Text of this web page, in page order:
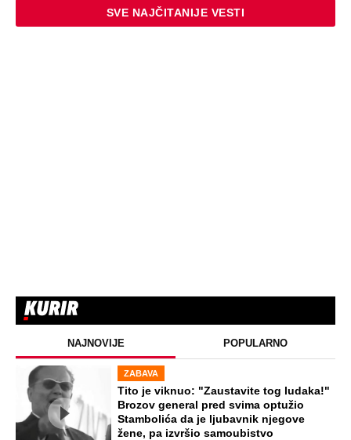
SVE NAJČITANIJE VESTI
NAJNOVIJE POPULARNO
ZABAVA
Tito je viknuo: "Zaustavite tog ludaka!"
Brozov general pred svima optužio
Stambolića da je ljubavnik njegove
žene, pa izvršio samoubistvo